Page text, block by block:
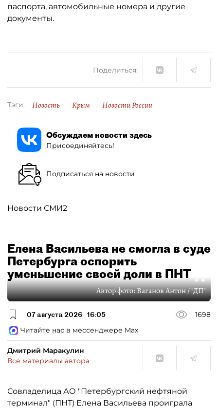
паспорта, автомобильные номера и другие
документы.
Поделиться:
Тэги: Новость Крым Новости России
Обсуждаем новости здесь
Присоединяйтесь!
Подписаться на новости
Новости СМИ2
Елена Васильева не смогла в суде
Петербурга оспорить
уменьшение своей доли в ПНТ
Автор фото:Ваганов Антон / "ДП"
07 августа 2026 16:05
1698
Читайте нас в мессенджере Max
Дмитрий Маракулин
Все материалы автора
Совладелица АО "Петербургский нефтяной
терминал" (ПНТ) Елена Васильева проиграла